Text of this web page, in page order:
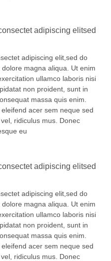
adipiscing elitsed
adipiscing elit,sed do
magna aliqua. Ut enim
ullamco laboris nisi
non proident, sunt in
massa quis enim.
acer sem neque sed
ridiculus mus. Donec
eu
adipiscing elitsed
adipiscing elit,sed do
magna aliqua. Ut enim
ullamco laboris nisi
non proident, sunt in
massa quis enim.
acer sem neque sed
ridiculus mus. Donec